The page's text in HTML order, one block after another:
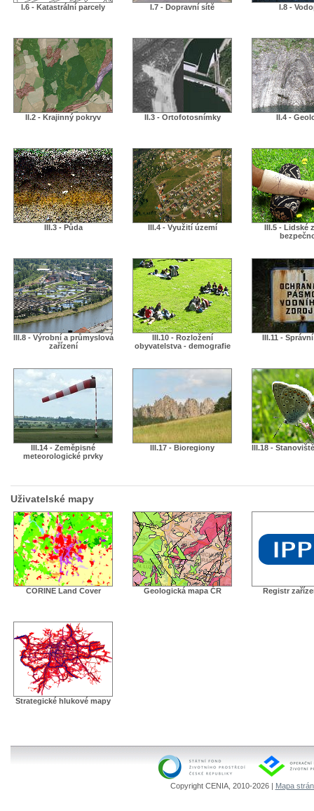
I.6 - Katastrální parcely I.7 - Dopravní sítě I.8 -
II.2 - Krajinný pokryv II.3 - Ortofotosnímky II.4 -
III.3 - Půda III.4 - Využití území
III.5 - Lidské
III.8 - Výrobní a průmyslová
zařízení
III.10 - Rozložení
obyvatelstva - demografie
III.11 -
III.14 - Zeměpisné
meteorologické prvky
III.17 - Bioregiony III.18 -
Uživatelské mapy
CORINE Land Cover Geologická mapa ČR Registr
Strategické hlukové mapy
Copyright CENIA, 2010-2026 | Mapa